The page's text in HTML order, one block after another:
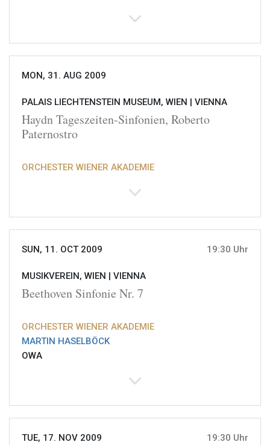
MON, 31. AUG 2009
PALAIS LIECHTENSTEIN MUSEUM, WIEN | VIENNA
Haydn Tageszeiten-Sinfonien, Roberto
Paternostro
ORCHESTER WIENER AKADEMIE
SUN, 11. OCT 2009 19:30 Uhr
MUSIKVEREIN, WIEN | VIENNA
Beethoven Sinfonie Nr. 7
ORCHESTER WIENER AKADEMIE
MARTIN HASELBÖCK
OWA
TUE, 17. NOV 2009 19:30 Uhr